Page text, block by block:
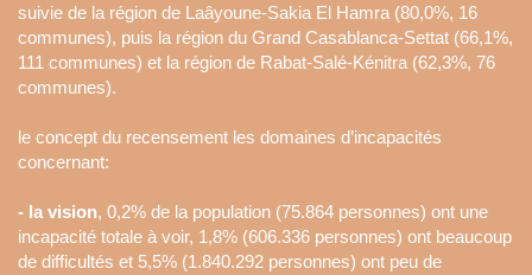
suivie de la région de Laâyoune-Sakia El Hamra (80,0%, 16
communes), puis la région du Grand Casablanca-Settat (66,1%,
111 communes) et la région de Rabat-Salé-Kénitra (62,3%, 76
communes).
le concept du recensement les domaines d’incapacités
concernant:
- la vision, 0,2% de la population (75.864 personnes) ont une
incapacité totale à voir, 1,8% (606.336 personnes) ont beaucoup
de difficultés et 5,5% (1.840.292 personnes) ont peu de